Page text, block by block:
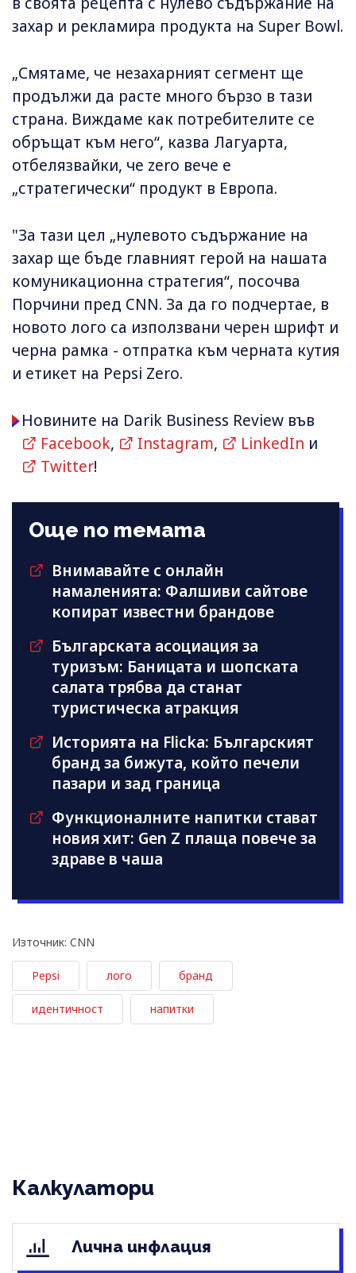
захар и рекламира продукта на Super Bowl.
„Смятаме, че незахарният сегмент ще
продължи да расте много бързо в тази
страна. Виждаме как потребителите се
обръщат към него“, казва Лагуарта,
отбелязвайки, че zero вече е
„стратегически“ продукт в Европа.
"За тази цел „нулевото съдържание на
захар ще бъде главният герой на нашата
комуникационна стратегия“, посочва
Порчини пред CNN. За да го подчертае, в
новото лого са използвани черен шрифт и
черна рамка - отпратка към черната кутия
и етикет на Pepsi Zero.
Новините на Darik Business Review във
Facebook, Instagram, LinkedIn и
Twitter!
Още по темата
Внимавайте с онлайн
намаленията: Фалшиви сайтове
копират известни брандове
Българската асоциация за
туризъм: Баницата и шопската
салата трябва да станат
туристическа атракция
Историята на Flicka: Българският
бранд за бижута, който печели
пазари и зад граница
Функционалните напитки стават
новия хит: Gen Z плаща повече за
здраве в чаша
Източник: CNN
Pepsi лого бранд
идентичност напитки
Калкулатори
Лична инфлация